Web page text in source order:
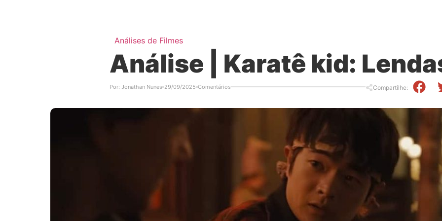
Análises de Filmes
Análise | Karatê kid:
Por: Jonathan Nunes 29/09/2025 Comentários Compartilhe: